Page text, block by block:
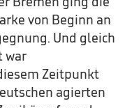
von Beginn an
Und gleich
war
Zeitpunkt
agierten